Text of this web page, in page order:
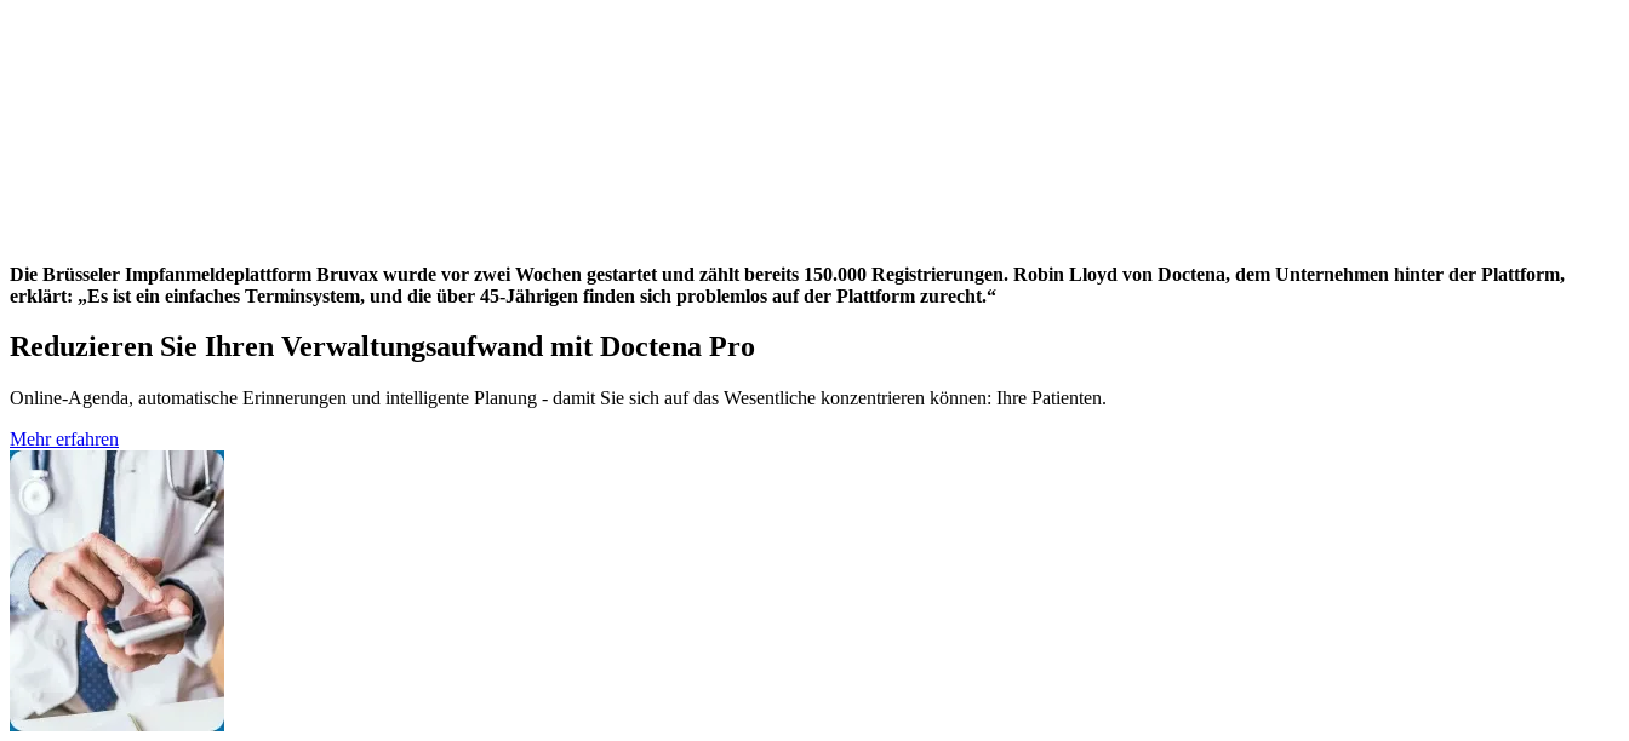
Die Brüsseler Impfanmeldeplattform Bruvax wurde vor zwei Wochen gestartet und zählt bereits 150.000 Registrierungen. Robin Lloyd von Doctena, dem Unternehmen hinter der Plattform,
erklärt: „Es ist ein einfaches Terminsystem, und die über 45-Jährigen finden sich problemlos auf der Plattform zurecht.“
Reduzieren Sie Ihren Verwaltungsaufwand mit Doctena Pro
Online-Agenda, automatische Erinnerungen und intelligente Planung - damit Sie sich auf das Wesentliche konzentrieren können: Ihre Patienten.
Mehr erfahren